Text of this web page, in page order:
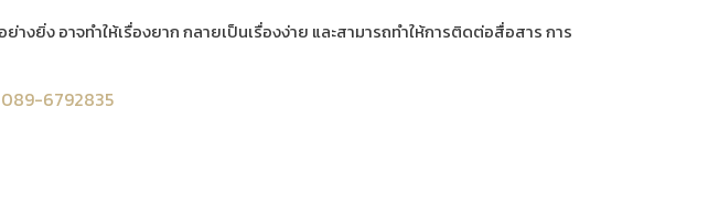
งยิ่ง อาจทำให้เรื่องยาก กลายเป็นเรื่องง่าย และสามารถทำให้การติดต่อสื่อสาร การ
6792835